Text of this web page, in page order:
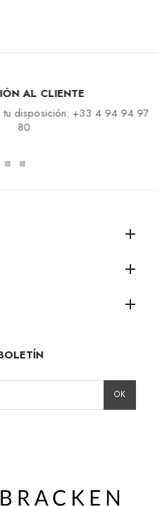
CLIENTE
+33 4 94 94 97
add
add
add